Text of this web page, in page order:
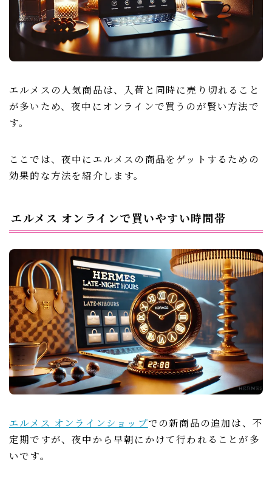
エルメスの人気商品は、入荷と同時に売り切れること
が多いため、夜中にオンラインで買うのが賢い方法で
す。
ここでは、夜中にエルメスの商品をゲットするための
効果的な方法を紹介します。
エルメス オンラインで買いやすい時間帯
エルメス オンラインショップでの新商品の追加は、不
定期ですが、夜中から早朝にかけて行われることが多
いです。